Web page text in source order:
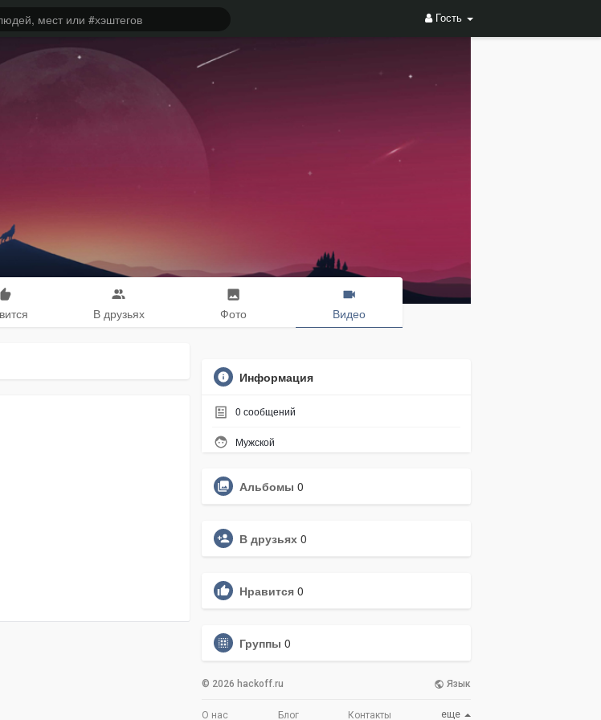
Гость
В друзьях Фото Видео
Информация
0 сообщений
Мужской
Альбомы 0
В друзьях 0
Нравится 0
Группы 0
© 2026 hackoff.ru Язык
О нас Блог Контакты еще